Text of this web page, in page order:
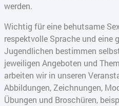
werden.
Wichtig für eine behutsame
respektvolle Sprache und eine
Jugendlichen bestimmen
jeweiligen Angeboten und
arbeiten wir in unseren
Abbildungen, Zeichnungen,
Übungen und Broschüren,